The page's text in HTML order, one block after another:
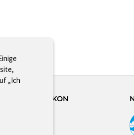
BAUPREISLEXIKON
„Ich